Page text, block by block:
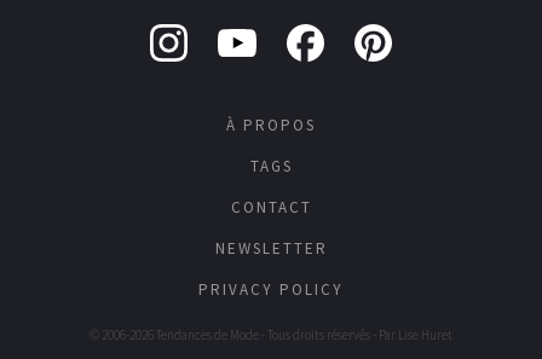
À PROPOS
TAGS
CONTACT
NEWSLETTER
PRIVACY POLICY
© 2006-2026 Tendances de Mode - Tous droits réservés - Par Lise Huret